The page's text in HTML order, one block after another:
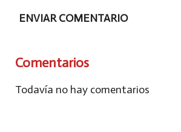
ENVIAR COMENTARIO
Comentarios
Todavía no hay comentarios